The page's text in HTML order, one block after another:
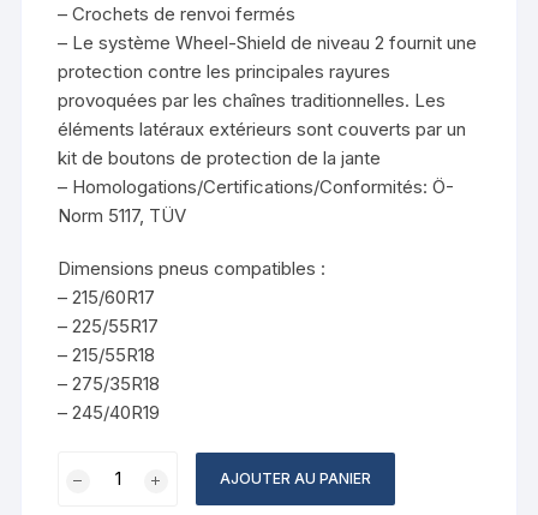
– Crochets de renvoi fermés
– Le système Wheel-Shield de niveau 2 fournit une
protection contre les principales rayures
provoquées par les chaînes traditionnelles. Les
éléments latéraux extérieurs sont couverts par un
kit de boutons de protection de la jante
– Homologations/Certifications/Conformités: Ö-
Norm 5117, TÜV
Dimensions pneus compatibles :
– 215/60R17
– 225/55R17
– 215/55R18
– 275/35R18
– 245/40R19
AJOUTER AU PANIER